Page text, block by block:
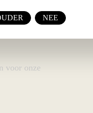
voor onze
NEE